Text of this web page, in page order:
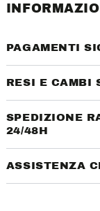
PAGAMENTI
RESI E CAMBI
SPEDIZIONE
24/48H
ASSISTENZA